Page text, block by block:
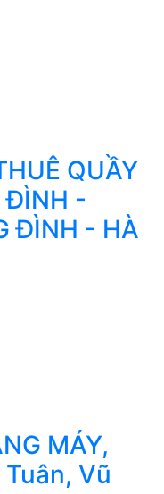
QUẦY
ĐÌNH -
ĐÌNH - HÀ
MÁY,
Vũ